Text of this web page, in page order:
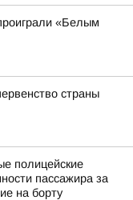
«Белым
страны
полицейские
пассажира за
на борту